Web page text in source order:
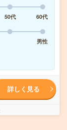
50代
60代
男性
詳しく見る